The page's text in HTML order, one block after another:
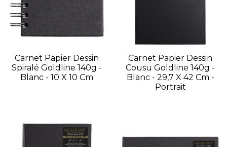
Carnet Papier Dessin
Spiralé Goldline 140g -
Blanc - 10 X 10 Cm
Carnet Papier Dessin
Cousu Goldline 140g -
Blanc - 29,7 X 42 Cm -
Portrait